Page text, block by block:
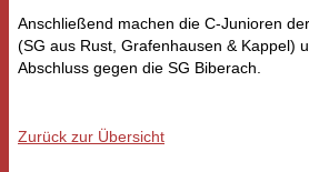
Anschließend machen die C-Junioren
(SG aus Rust, Grafenhausen & Kappel)
Abschluss gegen die SG Biberach.
Zurück zur Übersicht